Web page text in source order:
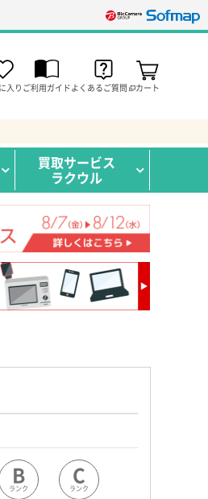
入りご利用ガイドよくあるご質問 カート
買取サービス
ラクウル
B
ランク C
ランク